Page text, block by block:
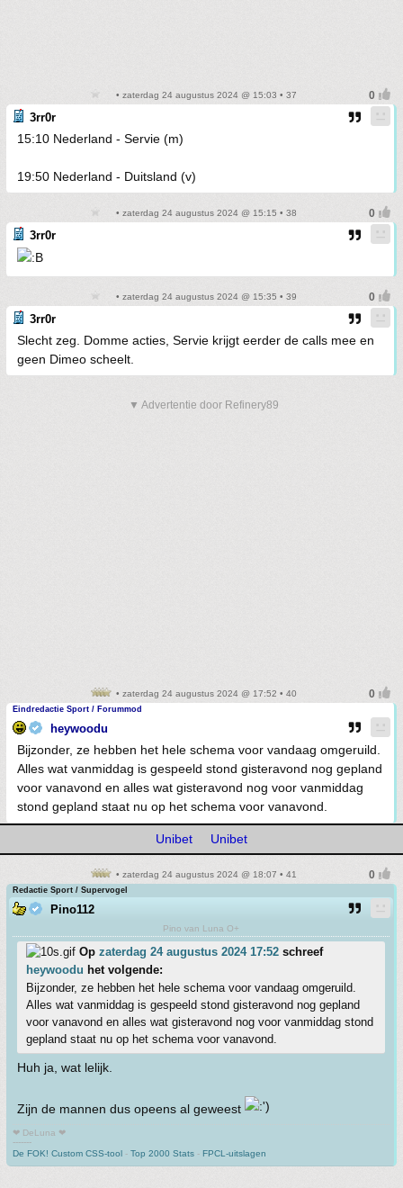
• zaterdag 24 augustus 2024 @ 15:03 • 37
3rr0r
15:10 Nederland - Servie (m)
19:50 Nederland - Duitsland (v)
• zaterdag 24 augustus 2024 @ 15:15 • 38
3rr0r
• zaterdag 24 augustus 2024 @ 15:35 • 39
3rr0r
Slecht zeg. Domme acties, Servie krijgt eerder de calls mee en
geen Dimeo scheelt.
▼ Advertentie door Refinery89
• zaterdag 24 augustus 2024 @ 17:52 • 40
Eindredactie Sport / Forummod
heywoodu
Bijzonder, ze hebben het hele schema voor vandaag omgeruild.
Alles wat vanmiddag is gespeeld stond gisteravond nog gepland
voor vanavond en alles wat gisteravond nog voor vanmiddag
stond gepland staat nu op het schema voor vanavond.
Unibet Unibet
• zaterdag 24 augustus 2024 @ 18:07 • 41
Redactie Sport / Supervogel
Pino112
Pino van Luna O+
Op zaterdag 24 augustus 2024 17:52 schreef
heywoodu het volgende:
Bijzonder, ze hebben het hele schema voor vandaag omgeruild.
Alles wat vanmiddag is gespeeld stond gisteravond nog gepland
voor vanavond en alles wat gisteravond nog voor vanmiddag stond
gepland staat nu op het schema voor vanavond.
Huh ja, wat lelijk.
Zijn de mannen dus opeens al geweest
❤ DeLuna ❤
-------
De FOK! Custom CSS-tool - Top 2000 Stats - FPCL-uitslagen